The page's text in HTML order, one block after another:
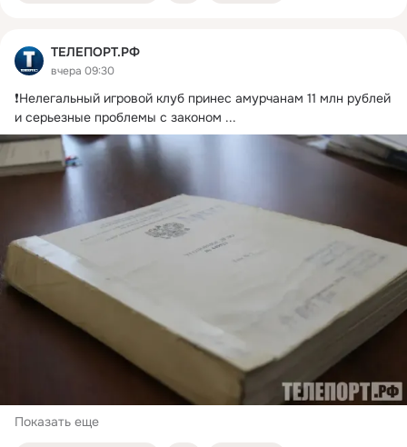
ТЕЛЕПОРТ.РФ
вчера 09:30
❗️Нелегальный игровой клуб принес амурчанам 11 млн рублей
и серьезные проблемы с законом ...
Показать еще